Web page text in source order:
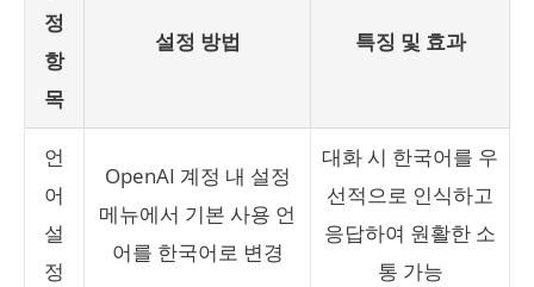
정
항
목
설정 방법 특징 및 효과
언
어
설
정
OpenAI 계정 내 설정
메뉴에서 기본 사용 언
어를 한국어로 변경
대화 시 한국어를 우
선적으로 인식하고
응답하여 원활한 소
통 가능